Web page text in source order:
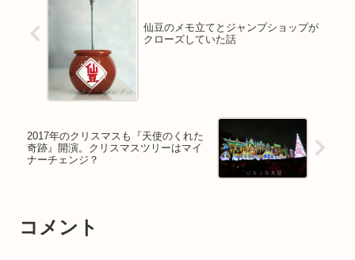
仙豆のメモ立てとジャンプショップが
クローズしていた話
2017年のクリスマスも『天使のくれた
奇跡』開演。クリスマスツリーはマイ
ナーチェンジ？
コメント